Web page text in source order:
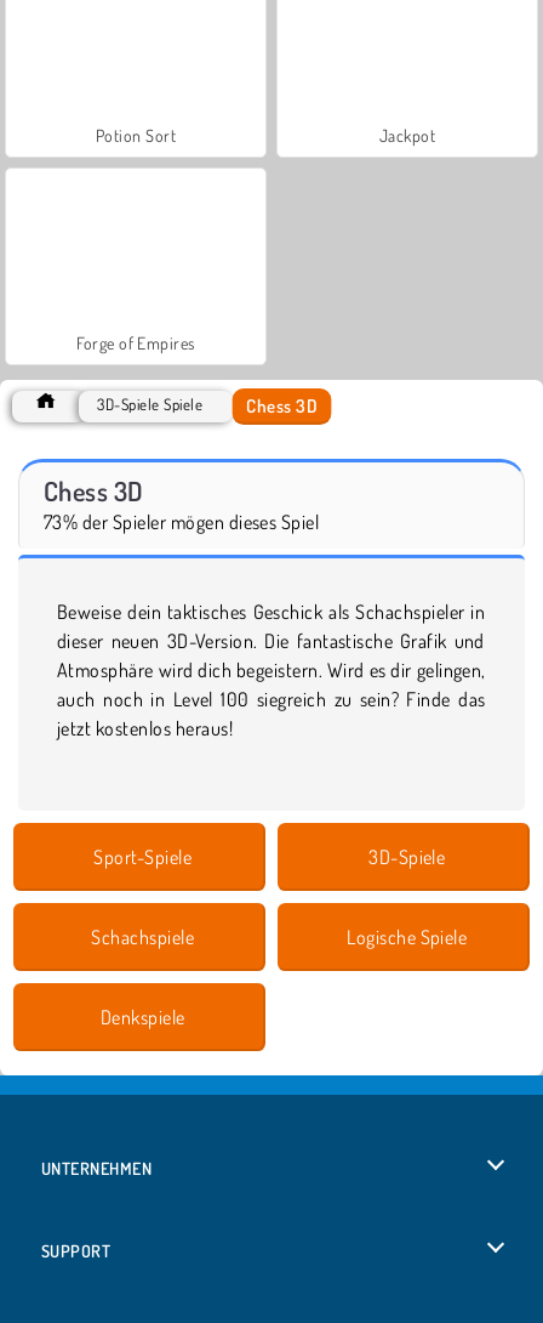
Potion Sort Jackpot
Forge of Empires
3D-Spiele Spiele Chess 3D
Chess 3D
73% der Spieler mögen dieses Spiel
Beweise dein taktisches Geschick als Schachspieler in
dieser neuen 3D-Version. Die fantastische Grafik und
Atmosphäre wird dich begeistern. Wird es dir gelingen,
auch noch in Level 100 siegreich zu sein? Finde das
jetzt kostenlos heraus!
Sport-Spiele 3D-Spiele
Schachspiele Logische Spiele
Denkspiele
UNTERNEHMEN
SUPPORT